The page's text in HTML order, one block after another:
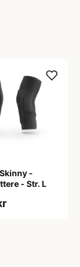
-
- Str. L